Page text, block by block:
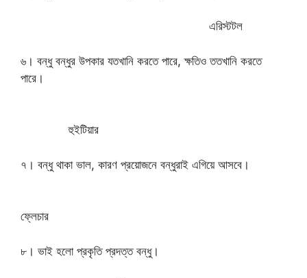
এরিস্টটল
৬। বন্ধু বন্ধুর উপকার যতখানি করতে পারে, ক্ষতিও ততখানি করতে
পারে।
হুইটিয়ার
৭। বন্ধু থাকা ভাল, কারণ প্রয়োজনে বন্ধুরাই এগিয়ে আসবে।
ফ্লেচার
৮। ভাই হলো প্রকৃতি প্রদত্ত বন্ধু।